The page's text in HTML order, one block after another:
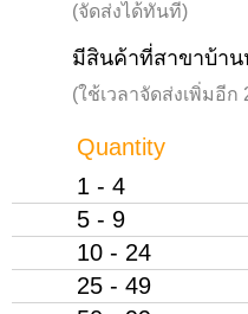
(จัดส่งได้ทันที)
มีสินค้าที่สาขาบ้า
(ใช้เวลาจัดส่งเพิ่มอีก
Quantity
1 - 4
5 - 9
10 - 24
25 - 49